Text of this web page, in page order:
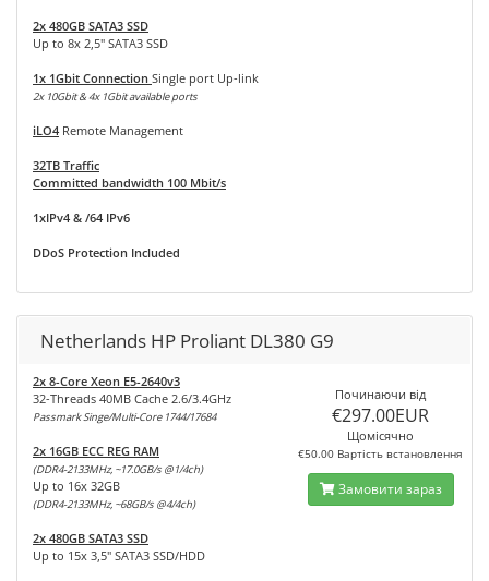
2x 480GB SATA3 SSD
Up to 8x 2,5" SATA3 SSD
1x 1Gbit Connection Single port Up-link
2x 10Gbit & 4x 1Gbit available ports
iLO4 Remote Management
32TB Traffic
Committed bandwidth 100 Mbit/s
1xIPv4 & /64 IPv6
DDoS Protection Included
Netherlands HP Proliant DL380 G9
2x 8-Core Xeon E5-2640v3
32-Threads 40MB Cache 2.6/3.4GHz
Passmark Singe/Multi-Core 1744/17684
2x 16GB ECC REG RAM
(DDR4-2133MHz, ~17.0GB/s @1/4ch)
Up to 16x 32GB
(DDR4-2133MHz, ~68GB/s @4/4ch)
2x 480GB SATA3 SSD
Up to 15x 3,5" SATA3 SSD/HDD
Починаючи від
€297.00EUR
Щомісячно
€50.00 Вартість встановлення
Замовити зараз